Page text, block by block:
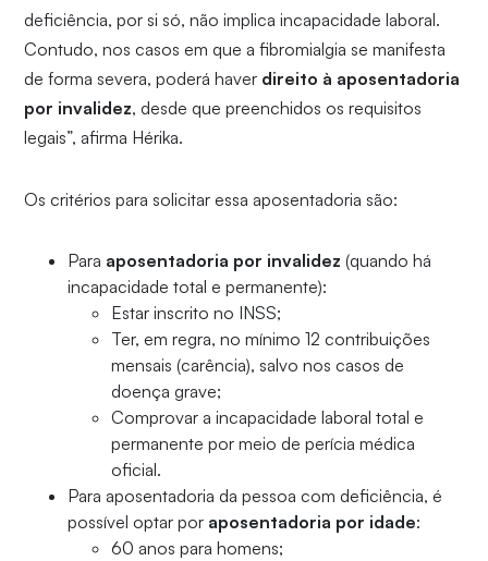
deficiência, por si só, não implica incapacidade laboral.
Contudo, nos casos em que a fibromialgia se manifesta
de forma severa, poderá haver direito à aposentadoria
por invalidez, desde que preenchidos os requisitos
legais”, afirma Hérika.
Os critérios para solicitar essa aposentadoria são:
Para aposentadoria por invalidez (quando há
incapacidade total e permanente):
Estar inscrito no INSS;
Ter, em regra, no mínimo 12 contribuições
mensais (carência), salvo nos casos de
doença grave;
Comprovar a incapacidade laboral total e
permanente por meio de perícia médica
oficial.
Para aposentadoria da pessoa com deficiência, é
possível optar por aposentadoria por idade:
60 anos para homens;